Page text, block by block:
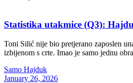
Statistika utakmice (Q3):
Toni Silić nije bio pretjerano zaposlen
izbijenom s crte. Imao je samo jednu
Samo Hajduk
January 26, 2026